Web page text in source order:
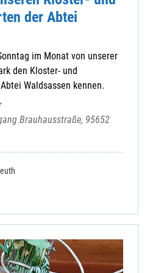
der Abtei
im Monat von unserer
den Kloster- und
Waldsassen kennen.
Brauhausstraße, 95652